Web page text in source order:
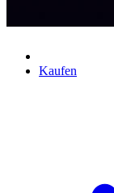
Kaufen